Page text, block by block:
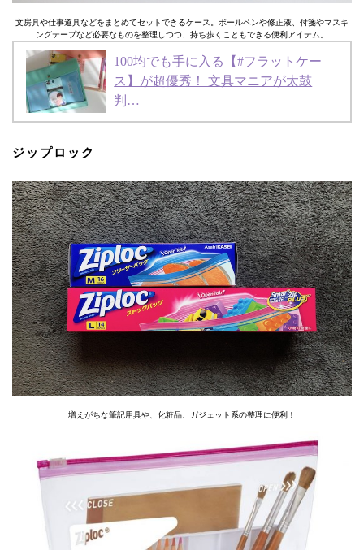
文房具や仕事道具などをまとめてセットできるケース。ボールペンや修正液、付箋やマスキ
ングテープなど必要なものを整理しつつ、持ち歩くこともできる便利アイテム。
100均でも手に入る【#フラットケー
ス】が超優秀！ 文具マニアが太鼓
判…
ジップロック
増えがちな筆記用具や、化粧品、ガジェット系の整理に便利！